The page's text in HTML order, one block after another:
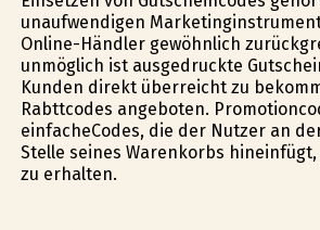
unaufwendigen
Online-Händler gewöhnlich
unmöglich ist ausgedruckte
Kunden direkt überreicht zu
Rabttcodes angeboten.
einfacheCodes, die der Nutzer an
Stelle seines Warenkorbs
zu erhalten.